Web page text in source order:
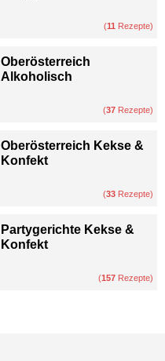
(11 Rezepte)
Oberösterreich
Alkoholisch
(37 Rezepte)
Oberösterreich Kekse &
Konfekt
(33 Rezepte)
Partygerichte Kekse &
Konfekt
(157 Rezepte)